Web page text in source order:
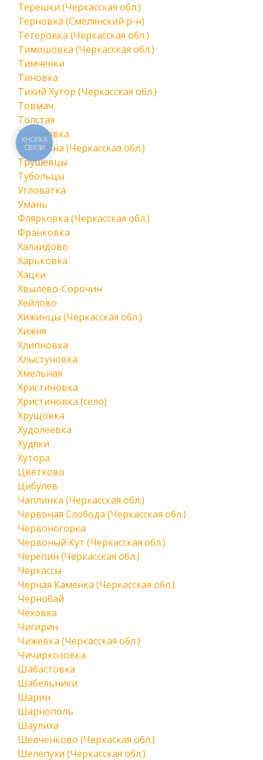
Терешки (Черкасская обл.)
Терновка (Смелянский р-н)
Тетеровка (Черкасская обл.)
Тимошовка (Черкасская обл.)
Тимченки
Тиновка
Тихий Хутор (Черкасская обл.)
Товмач
Толстая
Топиловка
Топильна (Черкасская обл.)
Трушевцы
Тубольцы
Угловатка
Умань
Флярковка (Черкасская обл.)
Франковка
Халаидово
Харьковка
Хацки
Хвылево-Сорочин
Хейлово
Хижинцы (Черкасская обл.)
Хижня
Хлипновка
Хлыстуновка
Хмельная
Христиновка
Христиновка (село)
Хрущовка
Худолеевка
Худяки
Хутора
Цветково
Цибулев
Чаплинка (Черкасская обл.)
Червоная Слобода (Черкасская обл.)
Червоногорка
Червоный Кут (Черкасская обл.)
Черепин (Черкасская обл.)
Черкассы
Черная Каменка (Черкасская обл.)
Чернобай
Чеховка
Чигирин
Чижевка (Черкасская обл.)
Чичиркозовка
Шабастовка
Шабельники
Шарин
Шарнополь
Шаулиха
Шевченково (Черкаская обл.)
Шелепухи (Черкасская обл.)
КНОПКА
СВЯЗИ